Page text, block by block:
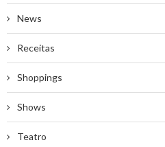
News
Receitas
Shoppings
Shows
Teatro